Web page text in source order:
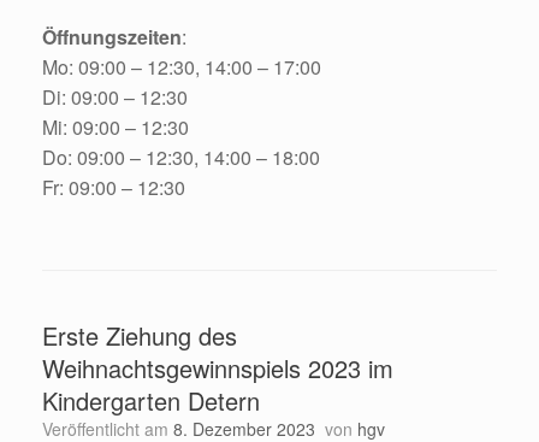
Öffnungszeiten:
Mo: 09:00 – 12:30, 14:00 – 17:00
Di: 09:00 – 12:30
Mi: 09:00 – 12:30
Do: 09:00 – 12:30, 14:00 – 18:00
Fr: 09:00 – 12:30
Erste Ziehung des
Weihnachtsgewinnspiels 2023 im
Kindergarten Detern
Veröffentlicht am 8. Dezember 2023 von hgv